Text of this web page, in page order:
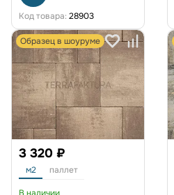
Код товара: 28903
Образец в шоуруме
3 320 ₽
м2 паллет